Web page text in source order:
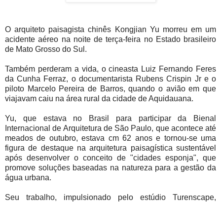
O arquiteto paisagista chinês Kongjian Yu morreu em um
acidente aéreo na noite de terça-feira no Estado brasileiro
de Mato Grosso do Sul.
Também perderam a vida, o cineasta Luiz Fernando Feres
da Cunha Ferraz, o documentarista Rubens Crispin Jr e o
piloto Marcelo Pereira de Barros, quando o avião em que
viajavam caiu na área rural da cidade de Aquidauana.
Yu, que estava no Brasil para participar da Bienal
Internacional de Arquitetura de São Paulo, que acontece até
meados de outubro, estava cm 62 anos e tornou-se uma
figura de destaque na arquitetura paisagística sustentável
após desenvolver o conceito de "cidades esponja", que
promove soluções baseadas na natureza para a gestão da
água urbana.
Seu trabalho, impulsionado pelo estúdio Turenscape,